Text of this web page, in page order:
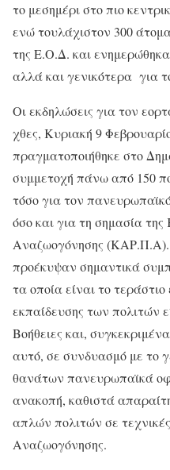
το μεσημέρι στο πιο
ενώ τουλάχιστον 300
της Ε.Ο.Δ. και
αλλά και γενικότερα για
Οι εκδηλώσεις για τον
χθες, Κυριακή 9
πραγματοποιήθηκε στο
συμμετοχή πάνω από 150
τόσο για τον
όσο και για τη σημασία
Αναζωογόνησης (ΚΑΡ.Π.Α).
προέκυψαν σημαντικά
τα οποία είναι το
εκπαίδευσης των πολιτών
Βοήθειες και,
αυτό, σε συνδυασμό με το
θανάτων πανευρωπαϊκά
ανακοπή, καθιστά
απλών πολιτών σε
Αναζωογόνησης.